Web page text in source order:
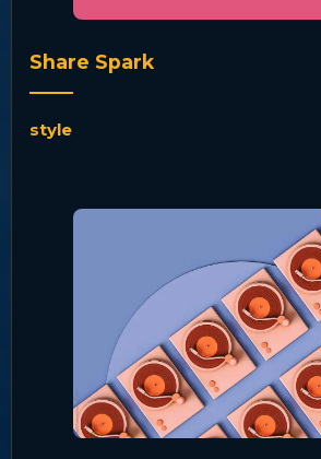
Share Spark
style